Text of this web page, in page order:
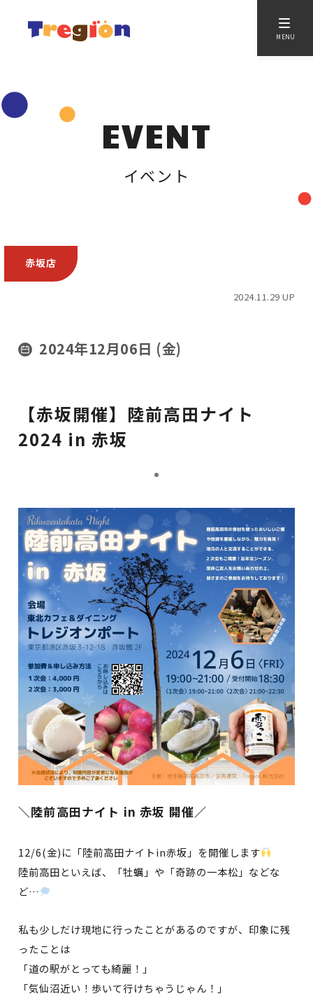
MENU
EVENT
イベント
赤坂店
2024.11.29 UP
2024年12月06日 (金)
【赤坂開催】陸前高田ナイト
2024 in 赤坂
＼陸前高田ナイト in 赤坂 開催／
12/6(金)に「陸前高田ナイトin赤坂」を開催します
陸前高田といえば、「牡蠣」や「奇跡の一本松」などな
ど…
私も少しだけ現地に行ったことがあるのですが、印象に残
ったことは
「道の駅がとっても綺麗！」
「気仙沼近い！歩いて行けちゃうじゃん！」